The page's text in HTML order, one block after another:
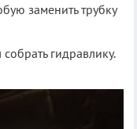
заменить трубку
гидравлику.